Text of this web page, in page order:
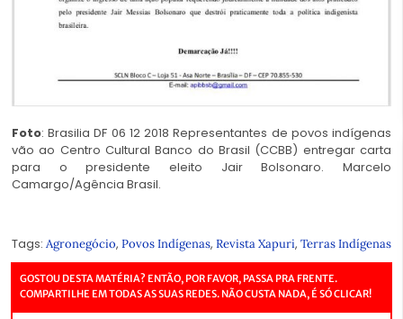
Foto: Brasilia DF 06 12 2018 Representantes de povos indígenas
vão ao Centro Cultural Banco do Brasil (CCBB) entregar carta
para o presidente eleito Jair Bolsonaro. Marcelo
Camargo/Agência Brasil.
Tags: Agronegócio, Povos Indígenas, Revista Xapuri, Terras Indígenas
GOSTOU DESTA MATÉRIA? ENTÃO, POR FAVOR, PASSA PRA FRENTE.
COMPARTILHE EM TODAS AS SUAS REDES. NÃO CUSTA NADA, É SÓ CLICAR!